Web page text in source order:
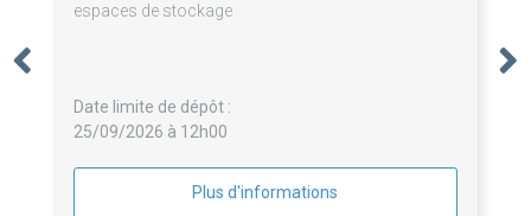
espaces de stockage
Date limite de dépôt :
25/09/2026 à 12h00
Plus d'informations